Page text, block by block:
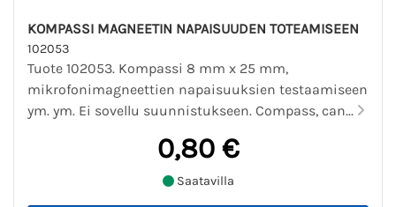
KOMPASSI MAGNEETIN NAPAISUUDEN TOTEAMISEEN
102053
Tuote 102053. Kompassi 8 mm x 25 mm,
mikrofonimagneettien napaisuuksien testaamiseen
ym. ym. Ei sovellu suunnistukseen. Compass, can...
0,80 €
Saatavilla